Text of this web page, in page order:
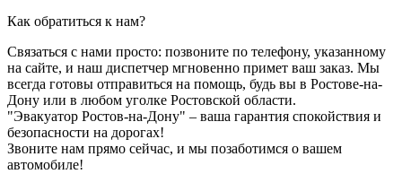
Как обратиться к нам?
Связаться с нами просто: позвоните по телефону, указанному
на сайте, и наш диспетчер мгновенно примет ваш заказ. Мы
всегда готовы отправиться на помощь, будь вы в Ростове-на-
Дону или в любом уголке Ростовской области.
"Эвакуатор Ростов-на-Дону" – ваша гарантия спокойствия и
безопасности на дорогах!
Звоните нам прямо сейчас, и мы позаботимся о вашем
автомобиле!